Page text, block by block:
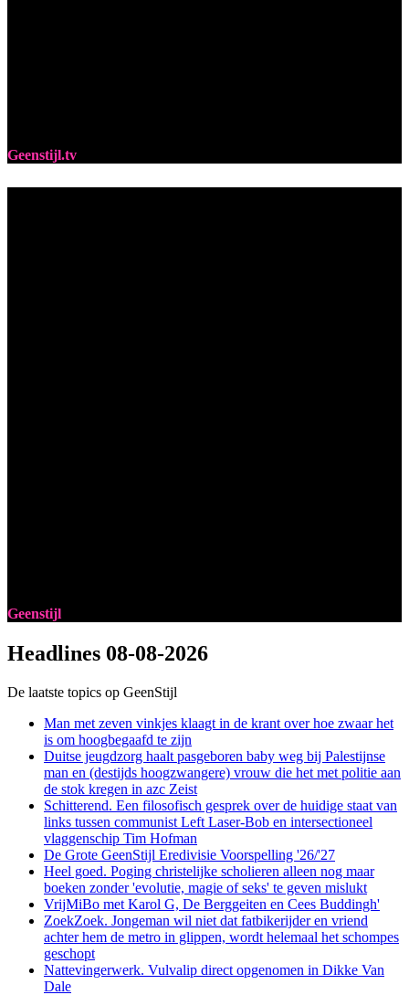
Geenstijl.tv
Geenstijl
Headlines 08-08-2026
De laatste topics op GeenStijl
Man met zeven vinkjes klaagt in de krant over hoe zwaar het
is om hoogbegaafd te zijn
Duitse jeugdzorg haalt pasgeboren baby weg bij Palestijnse
man en (destijds hoogzwangere) vrouw die het met politie aan
de stok kregen in azc Zeist
Schitterend. Een filosofisch gesprek over de huidige staat van
links tussen communist Left Laser-Bob en intersectioneel
vlaggenschip Tim Hofman
De Grote GeenStijl Eredivisie Voorspelling '26/'27
Heel goed. Poging christelijke scholieren alleen nog maar
boeken zonder 'evolutie, magie of seks' te geven mislukt
VrijMiBo met Karol G, De Berggeiten en Cees Buddingh'
ZoekZoek. Jongeman wil niet dat fatbikerijder en vriend
achter hem de metro in glippen, wordt helemaal het schompes
geschopt
Nattevingerwerk. Vulvalip direct opgenomen in Dikke Van
Dale